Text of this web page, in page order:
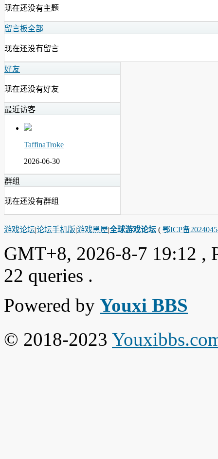
现在还没有主题
留言板全部
现在还没有留言
好友
现在还没有好友
最近访客
TaffinaTroke
2026-06-30
群组
现在还没有群组
游戏论坛|论坛手机版|游戏黑屋|全球游戏论坛 ( 鄂ICP备
GMT+8, 2026-8-7 19:12 ,
22 queries .
Powered by Youxi BBS
© 2018-2023